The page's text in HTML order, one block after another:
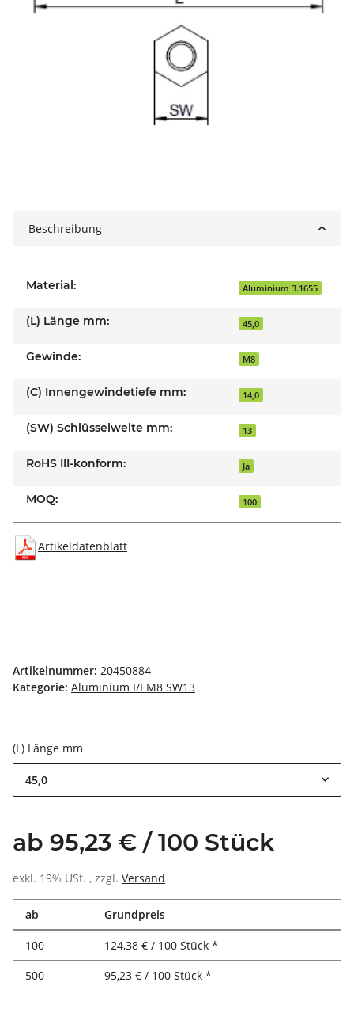
Beschreibung
Material: Aluminium 3.1655
(L) Länge mm: 45,0
Gewinde: M8
(C) Innengewindetiefe mm: 14,0
(SW) Schlüsselweite mm: 13
RoHS III-konform: Ja
MOQ: 100
Artikeldatenblatt
Artikelnummer: 20450884
Kategorie: Aluminium I/I M8 SW13
(L) Länge mm
45,0
ab 95,23 € / 100 Stück
exkl. 19% USt. , zzgl. Versand
ab Grundpreis
100
124,38 € / 100 Stück *
500
95,23 € / 100 Stück *